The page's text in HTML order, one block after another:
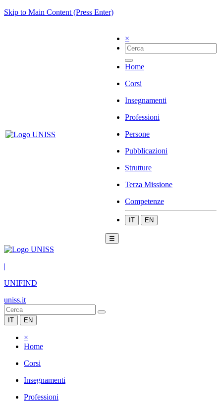
Skip to Main Content (Press Enter)
×
Home
Corsi
Insegnamenti
Professioni
Persone
Pubblicazioni
Strutture
Terza Missione
Competenze
IT EN
☰
|
UNIFIND
uniss.it
IT EN
×
Home
Corsi
Insegnamenti
Professioni